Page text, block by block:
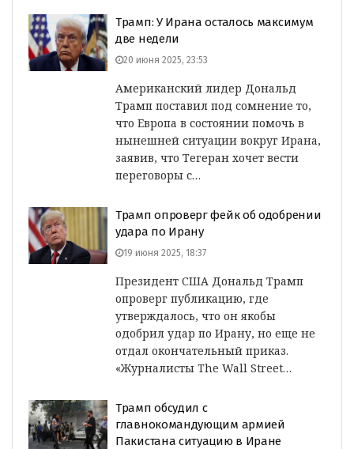
Трамп: У Ирана осталось максимум
две недели
20 июня 2025, 23:53
Американский лидер Дональд
Трамп поставил под сомнение то,
что Европа в состоянии помочь в
нынешней ситуации вокруг Ирана,
заявив, что Тегеран хочет вести
переговоры с…
Трамп опроверг фейк об одобрении
удара по Ирану
19 июня 2025, 18:37
Президент США Дональд Трамп
опроверг публикацию, где
утверждалось, что он якобы
одобрил удар по Ирану, но еще не
отдал окончательный приказ.
«Журналисты The Wall Street…
Трамп обсудил с
главнокомандующим армией
Пакистана ситуацию в Иране